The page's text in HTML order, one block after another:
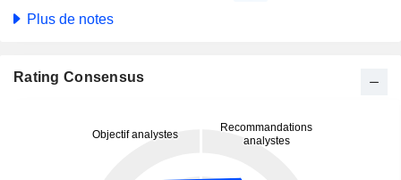
Plus de notes
Rating Consensus